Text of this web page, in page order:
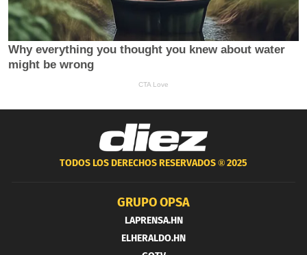
TODOS LOS DERECHOS RESERVADOS ®2025
GRUPO OPSA
LAPRENSA.HN
ELHERALDO.HN